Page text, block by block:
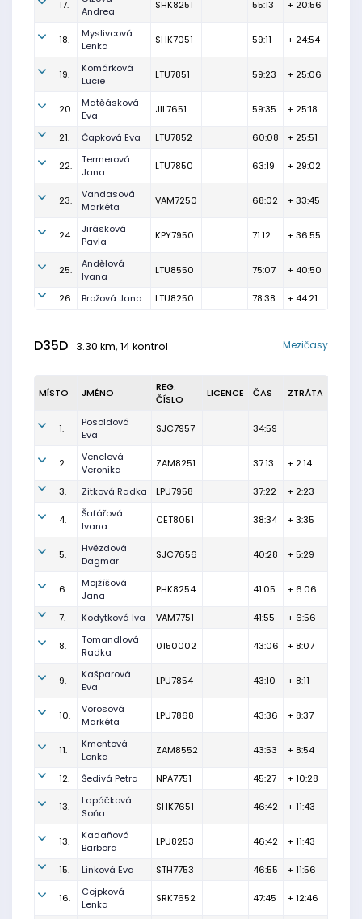
17.
Andrea
SHK8251 55:13 + 20:56
18.
Myslivcová
Lenka
SHK7051 59:11 + 24:54
19.
Komárková
Lucie
LTU7851 59:23 + 25:06
20.
Matěásková
Eva
JIL7651 59:35 + 25:18
21. Čapková Eva LTU7852 60:08 + 25:51
22.
Termerová
Jana
LTU7850 63:19 + 29:02
23.
Vandasová
Markéta
VAM7250 68:02 + 33:45
24.
Jirásková
Pavla
KPY7950 71:12 + 36:55
25.
Andělová
Ivana
LTU8550 75:07 + 40:50
26. Brožová Jana LTU8250 78:38 + 44:21
D35D 3.30 km, 14 kontrol Mezičasy
MÍSTO JMÉNO
REG.
ČÍSLO
LICENCE ČAS ZTRÁTA
1.
Posoldová
Eva
SJC7957 34:59
2.
Venclová
Veronika
ZAM8251 37:13 + 2:14
3. Zitková Radka LPU7958 37:22 + 2:23
4.
Šafářová
Ivana
CET8051 38:34 + 3:35
5.
Hvězdová
Dagmar
SJC7656 40:28 + 5:29
6.
Mojžíšová
Jana
PHK8254 41:05 + 6:06
7. Kodytková Iva VAM7751 41:55 + 6:56
8.
Tomandlová
Radka
0150002 43:06 + 8:07
9.
Kašparová
Eva
LPU7854 43:10 + 8:11
10.
Vörösová
Markéta
LPU7868 43:36 + 8:37
11.
Kmentová
Lenka
ZAM8552 43:53 + 8:54
12. Šedivá Petra NPA7751 45:27 + 10:28
13.
Lapáčková
Soňa
SHK7651 46:42 + 11:43
13.
Kadaňová
Barbora
LPU8253 46:42 + 11:43
15. Linková Eva STH7753 46:55 + 11:56
16.
Cejpková
Lenka
SRK7652 47:45 + 12:46